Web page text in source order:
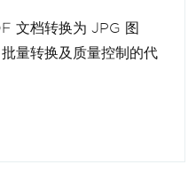
文档转换为 JPG 图
量转换及质量控制的代